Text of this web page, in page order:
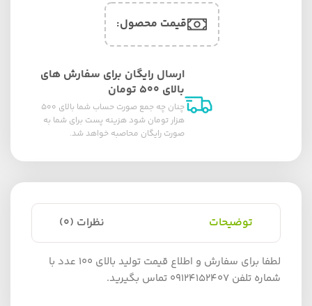
قیمت محصول:​
ارسال رایگان برای سفارش های
بالای ۵۰۰ تومان
چنان چه جمع صورت حساب شما بالای ۵۰۰
هزار تومان شود هزینه پست برای شما به
صورت رایگان محاصبه خواهد شد.
توضیحات نظرات (0)
لطفا برای سفارش و اطلاع قیمت تولید بالای 100 عدد با
شماره تلفن 09124152407 تماس بگیرید.